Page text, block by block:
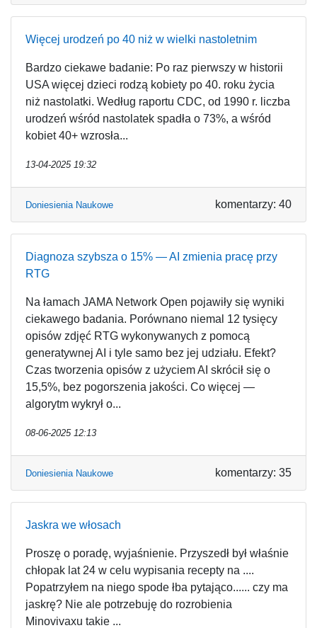
Więcej urodzeń po 40 niż w wielki nastoletnim
Bardzo ciekawe badanie: Po raz pierwszy w historii
USA więcej dzieci rodzą kobiety po 40. roku życia
niż nastolatki. Według raportu CDC, od 1990 r. liczba
urodzeń wśród nastolatek spadła o 73%, a wśród
kobiet 40+ wzrosła...
13-04-2025 19:32
Doniesienia Naukowe komentarzy: 40
Diagnoza szybsza o 15% — AI zmienia pracę przy
RTG
Na łamach JAMA Network Open pojawiły się wyniki
ciekawego badania. Porównano niemal 12 tysięcy
opisów zdjęć RTG wykonywanych z pomocą
generatywnej AI i tyle samo bez jej udziału. Efekt?
Czas tworzenia opisów z użyciem AI skrócił się o
15,5%, bez pogorszenia jakości. Co więcej —
algorytm wykrył o...
08-06-2025 12:13
Doniesienia Naukowe komentarzy: 35
Jaskra we włosach
Proszę o poradę, wyjaśnienie. Przyszedł był właśnie
chłopak lat 24 w celu wypisania recepty na ....
Popatrzyłem na niego spode łba pytająco...... czy ma
jaskrę? Nie ale potrzebuję do rozrobienia
Minovivaxu takie ...